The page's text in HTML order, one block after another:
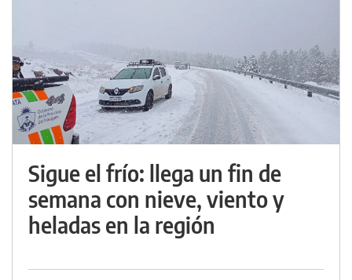
Sigue el frío: llega un fin de
semana con nieve, viento y
heladas en la región